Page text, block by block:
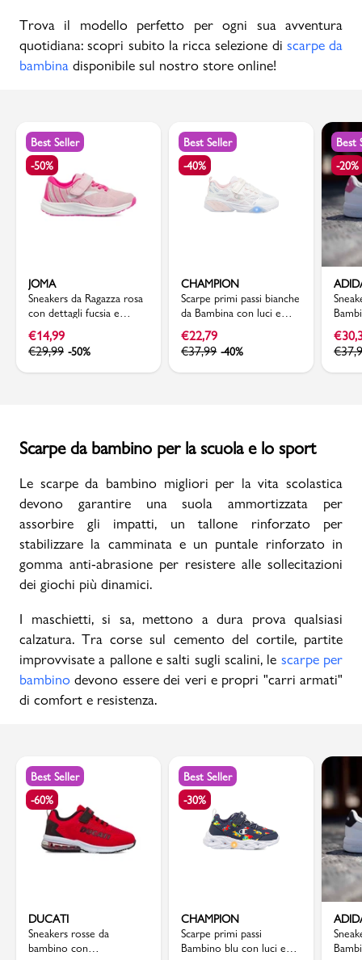
Trova il modello perfetto per ogni sua avventura
quotidiana: scopri subito la ricca selezione di scarpe da
bambina disponibile sul nostro store online!
Best Seller
-50%
JOMA
Sneakers da Ragazza rosa
con dettagli fucsia e
strappo Joma
€14,99
€29,99 -50%
Best Seller
-40%
CHAMPION
Scarpe primi passi bianche
da Bambina con luci e
inserti mesh Champion
€22,79
€37,99 -40%
Best
-20%
€
€
Scarpe da bambino per la scuola e lo sport
Le scarpe da bambino migliori per la vita scolastica
devono garantire una suola ammortizzata per
assorbire gli impatti, un tallone rinforzato per
stabilizzare la camminata e un puntale rinforzato in
gomma anti-abrasione per resistere alle sollecitazioni
dei giochi più dinamici.
I maschietti, si sa, mettono a dura prova qualsiasi
calzatura. Tra corse sul cemento del cortile, partite
improvvisate a pallone e salti sugli scalini, le scarpe per
bambino devono essere dei veri e propri "carri armati"
di comfort e resistenza.
Best Seller
-60%
DUCATI
Sneakers rosse da
bambino con
Best Seller
-30%
CHAMPION
Scarpe primi passi
Bambino blu con luci e